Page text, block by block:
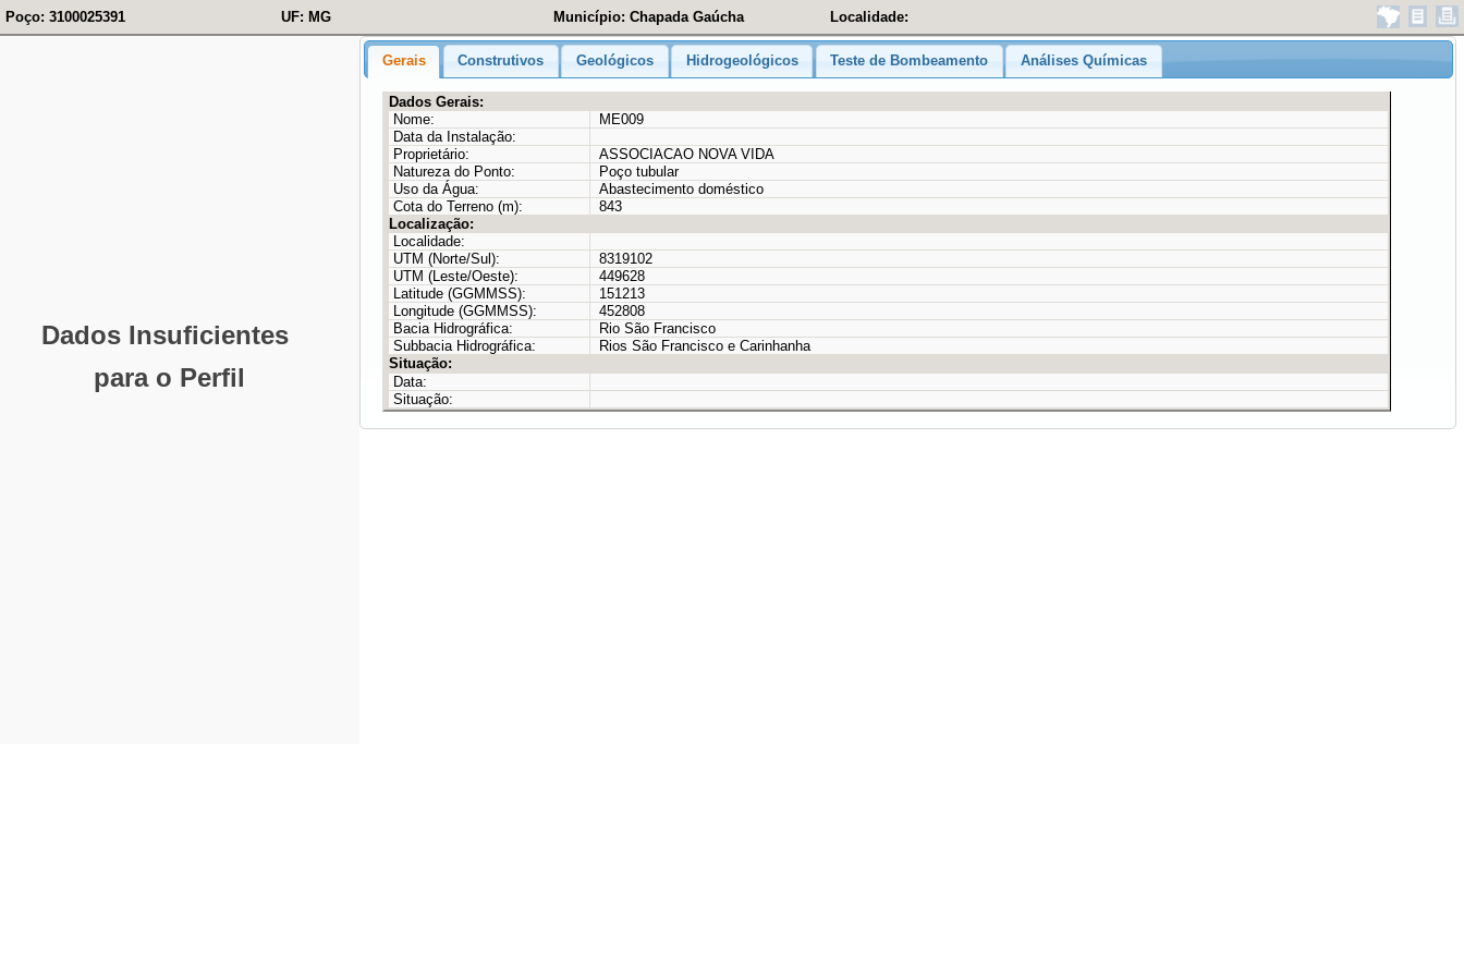
Poço: 3100025391 UF: MG Município: Chapada Gaúcha Localidade:
Gerais Construtivos Geológicos Hidrogeológicos Teste de Bombeamento Análises Químicas
Dados Gerais:
Nome:
ME009
Data da Instalação:
Proprietário:
ASSOCIACAO NOVA VIDA
Natureza do Ponto:
Poço tubular
Uso da Água:
Abastecimento doméstico
Cota do Terreno (m):
843
Localização:
Localidade:
UTM (Norte/Sul):
8319102
UTM (Leste/Oeste):
449628
Latitude (GGMMSS):
151213
Longitude (GGMMSS):
452808
Bacia Hidrográfica:
Rio São Francisco
Subbacia Hidrográfica:
Rios São Francisco e Carinhanha
Situação:
Data:
Situação: